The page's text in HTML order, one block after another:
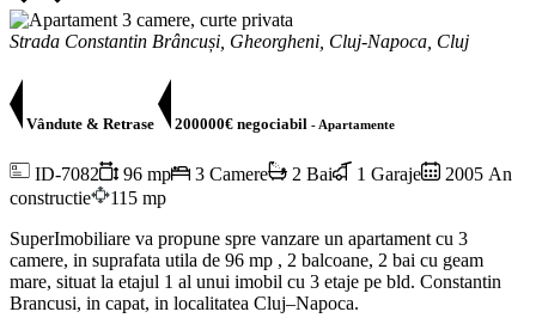
Strada Constantin Brâncuși, Gheorgheni, Cluj-Napoca, Cluj
Vândute & Retrase 200000€ negociabil - Apartamente
ID-7082 96 mp 3 Camere 2 Bai 1 Garaje
2005 An
constructie
115 mp
SuperImobiliare va propune spre vanzare un apartament cu 3
camere, in suprafata utila de 96 mp , 2 balcoane, 2 bai cu geam
mare, situat la etajul 1 al unui imobil cu 3 etaje pe bld. Constantin
Brancusi, in capat, in localitatea Cluj–Napoca.